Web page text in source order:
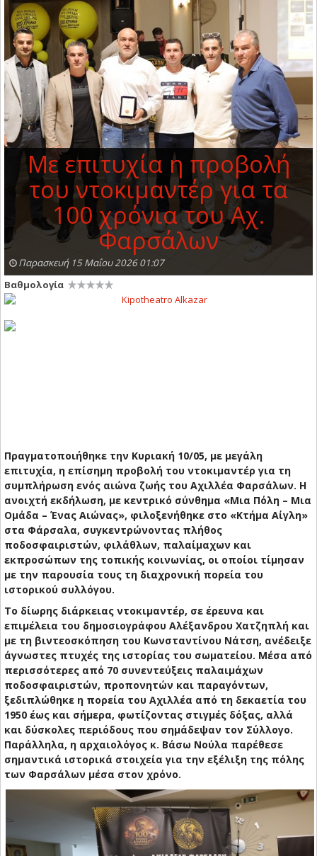
Με επιτυχία η προβολή
του ντοκιμαντέρ για τα
100 χρόνια του Αχ.
Φαρσάλων
Παρασκευή 15 Μαΐου 2026 01:07
Βαθμολογία
Πραγματοποιήθηκε την Κυριακή 10/05, με μεγάλη
επιτυχία, η επίσημη προβολή του ντοκιμαντέρ για τη
συμπλήρωση ενός αιώνα ζωής του Αχιλλέα Φαρσάλων. Η
ανοιχτή εκδήλωση, με κεντρικό σύνθημα «Μια Πόλη – Μια
Ομάδα – Ένας Αιώνας», φιλοξενήθηκε στο «Κτήμα Αίγλη»
στα Φάρσαλα, συγκεντρώνοντας πλήθος
ποδοσφαιριστών, φιλάθλων, παλαίμαχων και
εκπροσώπων της τοπικής κοινωνίας, οι οποίοι τίμησαν
με την παρουσία τους τη διαχρονική πορεία του
ιστορικού συλλόγου.
Το δίωρης διάρκειας ντοκιμαντέρ, σε έρευνα και
επιμέλεια του δημοσιογράφου Αλέξανδρου Χατζηπλή και
με τη βιντεοσκόπηση του Κωνσταντίνου Νάτση, ανέδειξε
άγνωστες πτυχές της ιστορίας του σωματείου. Μέσα από
περισσότερες από 70 συνεντεύξεις παλαιμάχων
ποδοσφαιριστών, προπονητών και παραγόντων,
ξεδιπλώθηκε η πορεία του Αχιλλέα από τη δεκαετία του
1950 έως και σήμερα, φωτίζοντας στιγμές δόξας, αλλά
και δύσκολες περιόδους που σημάδεψαν τον Σύλλογο.
Παράλληλα, η αρχαιολόγος κ. Βάσω Νούλα παρέθεσε
σημαντικά ιστορικά στοιχεία για την εξέλιξη της πόλης
των Φαρσάλων μέσα στον χρόνο.